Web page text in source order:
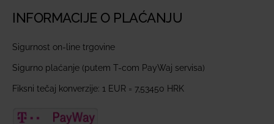
INFORMACIJE O PLAĆANJU
Sigurnost on-line trgovine
Sigurno plaćanje (putem T-com PayWaj servisa)
Fiksni tečaj konverzije: 1 EUR = 7,53450 HRK